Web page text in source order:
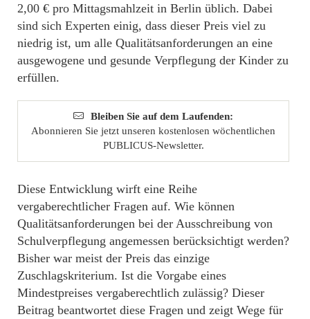
2,00 € pro Mittagsmahlzeit in Berlin üblich. Dabei
sind sich Experten einig, dass dieser Preis viel zu
niedrig ist, um alle Qualitätsanforderungen an eine
ausgewogene und gesunde Verpflegung der Kinder zu
erfüllen.
Bleiben Sie auf dem Laufenden:
Abonnieren Sie jetzt unseren kostenlosen wöchentlichen
PUBLICUS-Newsletter.
Diese Entwicklung wirft eine Reihe
vergaberechtlicher Fragen auf. Wie können
Qualitätsanforderungen bei der Ausschreibung von
Schulverpflegung angemessen berücksichtigt werden?
Bisher war meist der Preis das einzige
Zuschlagskriterium. Ist die Vorgabe eines
Mindestpreises vergaberechtlich zulässig? Dieser
Beitrag beantwortet diese Fragen und zeigt Wege für